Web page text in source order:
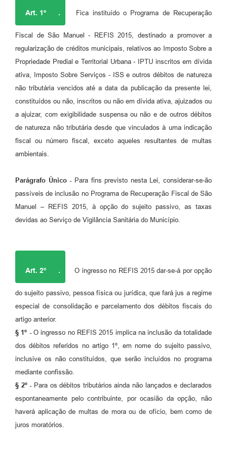
Art. 1º . Fica instituído o Programa de Recuperação
Fiscal de São Manuel - REFIS 2015, destinado a promover a
regularização de créditos municipais, relativos ao Imposto Sobre a
Propriedade Predial e Territorial Urbana - IPTU inscritos em dívida
ativa, Imposto Sobre Serviços - ISS e outros débitos de natureza
não tributária vencidos até a data da publicação da presente lei,
constituídos ou não, inscritos ou não em dívida ativa, ajuizados ou
a ajuizar, com exigibilidade suspensa ou não e de outros débitos
de natureza não tributária desde que vinculados à uma indicação
fiscal ou número fiscal, exceto aqueles resultantes de multas
ambientais.
Parágrafo Único -Para fins previsto nesta Lei, considerar-se-ão
passíveis de inclusão no Programa de Recuperação Fiscal de São
Manuel – REFIS 2015, à opção do sujeito passivo, as taxas
devidas ao Serviço de Vigilância Sanitária do Município.
Art. 2º . O ingresso no REFIS 2015 dar-se-á por opção
do sujeito passivo, pessoa física ou jurídica, que fará jus a regime
especial de consolidação e parcelamento dos débitos fiscais do
artigo anterior.
§ 1º -O ingresso no REFIS 2015 implica na inclusão da totalidade
dos débitos referidos no artigo 1º, em nome do sujeito passivo,
inclusive os não constituídos, que serão incluídos no programa
mediante confissão.
§ 2º -Para os débitos tributários ainda não lançados e declarados
espontaneamente pelo contribuinte, por ocasião da opção, não
haverá aplicação de multas de mora ou de ofício, bem como de
juros moratórios.